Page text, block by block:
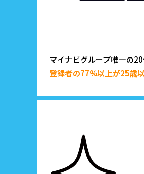
マイナビグループ唯一の
登録者の77%以上が25歳